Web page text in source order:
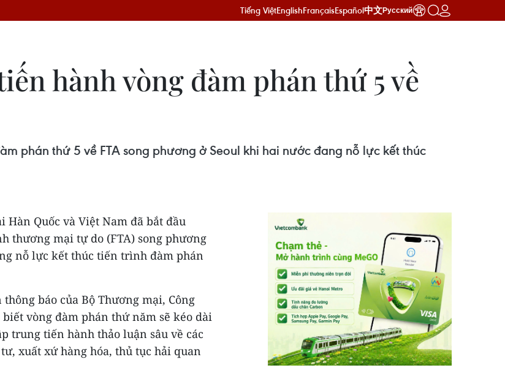
Tiếng ViệtEnglishFrançaisEspañol中文Русский
hành vòng đàm phán thứ 5 về
phán thứ 5 về FTA song phương ở Seoul khi hai nước đang nỗ lực kết thúc
Hàn Quốc và Việt Nam đã bắt đầu
thương mại tự do (FTA) song phương
nỗ lực kết thúc tiến trình đàm phán
báo của Bộ Thương mại, Công
vòng đàm phán thứ năm sẽ kéo dài
trung tiến hành thảo luận sâu về các
xuất xứ hàng hóa, thủ tục hải quan